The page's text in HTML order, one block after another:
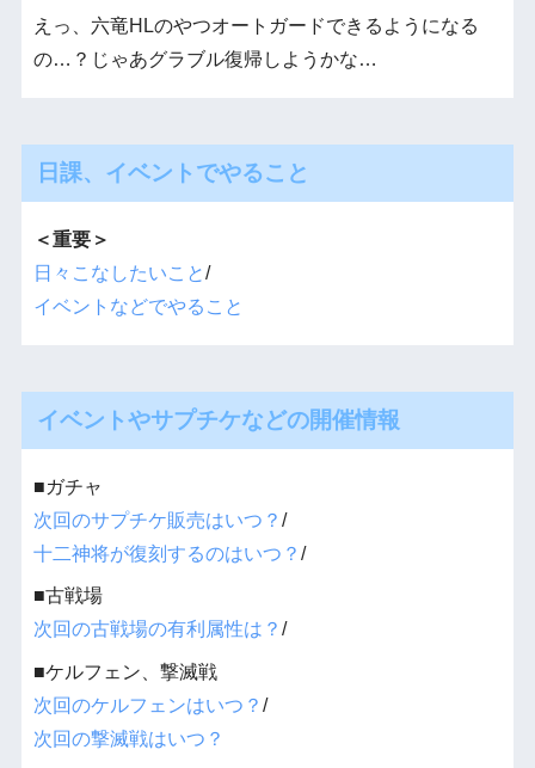
えっ、六竜HLのやつオートガードできるようになる
の…？じゃあグラブル復帰しようかな…
日課、イベントでやること
＜重要＞
日々こなしたいこと/
イベントなどでやること
イベントやサプチケなどの開催情報
■ガチャ
次回のサプチケ販売はいつ？ /
十二神将が復刻するのはいつ？ /
■古戦場
次回の古戦場の有利属性は？ /
■ケルフェン、撃滅戦
次回のケルフェンはいつ？ /
次回の撃滅戦はいつ？